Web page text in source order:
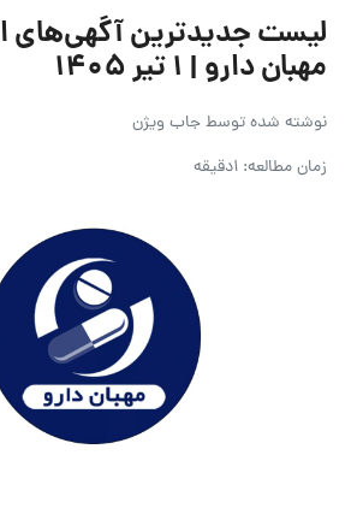
لیست جدیدترین آگهی‌های
مهبان دارو | ۱ تیر ۱۴۰۵
نوشته شده توسطجاب ویژن
زمان مطالعه: 1دقیقه